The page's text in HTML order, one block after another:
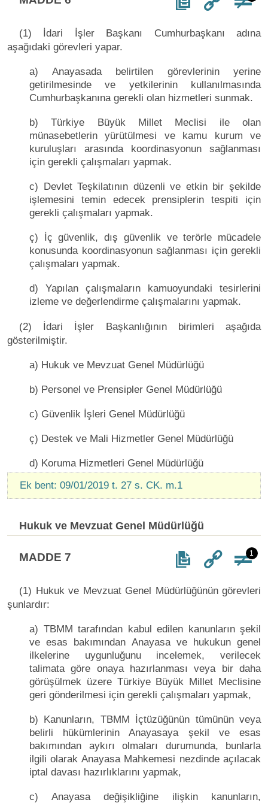
(1) İdari İşler Başkanı Cumhurbaşkanı adına
aşağıdaki görevleri yapar.
a) Anayasada belirtilen görevlerinin yerine
getirilmesinde ve yetkilerinin kullanılmasında
Cumhurbaşkanına gerekli olan hizmetleri sunmak.
b) Türkiye Büyük Millet Meclisi ile olan
münasebetlerin yürütülmesi ve kamu kurum ve
kuruluşları arasında koordinasyonun sağlanması
için gerekli çalışmaları yapmak.
c) Devlet Teşkilatının düzenli ve etkin bir şekilde
işlemesini temin edecek prensiplerin tespiti için
gerekli çalışmaları yapmak.
ç) İç güvenlik, dış güvenlik ve terörle mücadele
konusunda koordinasyonun sağlanması için gerekli
çalışmaları yapmak.
d) Yapılan çalışmaların kamuoyundaki tesirlerini
izleme ve değerlendirme çalışmalarını yapmak.
(2) İdari İşler Başkanlığının birimleri aşağıda
gösterilmiştir.
a) Hukuk ve Mevzuat Genel Müdürlüğü
b) Personel ve Prensipler Genel Müdürlüğü
c) Güvenlik İşleri Genel Müdürlüğü
ç) Destek ve Mali Hizmetler Genel Müdürlüğü
d) Koruma Hizmetleri Genel Müdürlüğü
Ek bent: 09/01/2019 t. 27 s. CK. m.1
Hukuk ve Mevzuat Genel Müdürlüğü
MADDE 7 1
(1) Hukuk ve Mevzuat Genel Müdürlüğünün görevleri
şunlardır:
a) TBMM tarafından kabul edilen kanunların şekil
ve esas bakımından Anayasa ve hukukun genel
ilkelerine uygunluğunu incelemek, verilecek
talimata göre onaya hazırlanması veya bir daha
görüşülmek üzere Türkiye Büyük Millet Meclisine
geri gönderilmesi için gerekli çalışmaları yapmak,
b) Kanunların, TBMM İçtüzüğünün tümünün veya
belirli hükümlerinin Anayasaya şekil ve esas
bakımından aykırı olmaları durumunda, bunlarla
ilgili olarak Anayasa Mahkemesi nezdinde açılacak
iptal davası hazırlıklarını yapmak,
c) Anayasa değişikliğine ilişkin kanunların,